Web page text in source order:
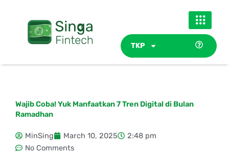
TKP
Wajib Coba! Yuk Manfaatkan 7 Tren Digital di Bulan
Ramadhan
MinSing March 10, 2025
2:48 pm
No Comments